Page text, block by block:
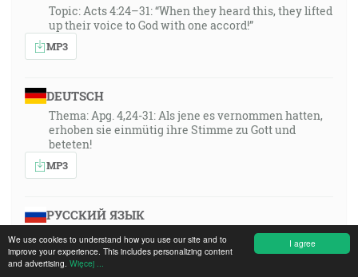
I agree
We use cookies to understand how you use our site and to
improve your experience. This includes personalizing content
and advertising. Więcej ...
Topic: Acts 4:24–31: “When they heard this, they lifted
up their voice to God with one accord!”
MP3
DEUTSCH
Thema: Apg. 4,24-31: Als jene es vernommen hatten,
erhoben sie einmütig ihre Stimme zu Gott und
beteten!
MP3
РУССКИЙ ЯЗЫК
Thema: Apg. 4,24-31: Als jene es vernommen hatten,
erhoben sie einmütig ihre Stimme zu Gott und
beteten!